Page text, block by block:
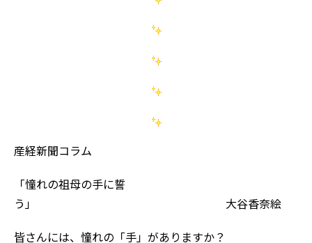
産経新聞コラム
「憧れの祖母の手に誓
う」 大谷香奈絵
皆さんには、憧れの「手」がありますか？